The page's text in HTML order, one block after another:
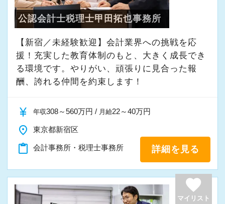
・素直な姿勢で新しいことを学べる方
・周囲と協力しながら業務を進められる方
・成長意欲を持ち、前向きにチャレンジできる
方
極的に取り組んでいます。
「まずはやってみる」
「新しいことにも前向きに挑戦してみる」
そんな姿勢をお持ちの方であれば、経験を活か
しながらさらに成長できる環境です。
公認会計士税理士甲田拓也事務所
【新宿／未経験歓迎】会計業界への挑戦を応
援！充実した教育体制のもと、大きく成長でき
る環境です。やりがい、頑張りに見合った報
酬、誇れる仲間を約束します！
currency_yen 年収308～560万円 / 月給22～40万円
place 東京都新宿区
content_paste 会計事務所・税理士事務所 詳細を見る
favorite
マイリスト